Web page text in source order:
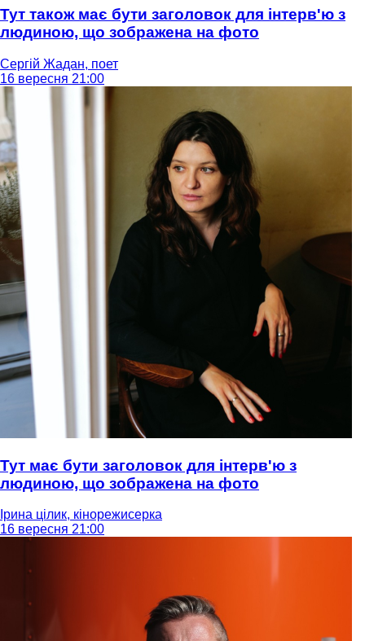
Тут також має бути заголовок для інтерв'ю з
людиною, що зображена на фото
Сергій Жадан, поет
16 вересня 21:00
Тут має бути заголовок для інтерв'ю з
людиною, що зображена на фото
Ірина цілик, кінорежисерка
16 вересня 21:00